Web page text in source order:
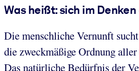
Was heißt: sich im
Die menschliche Vernunft
die zweckmäßige Ordnung
Das natürliche Bedürfnis der